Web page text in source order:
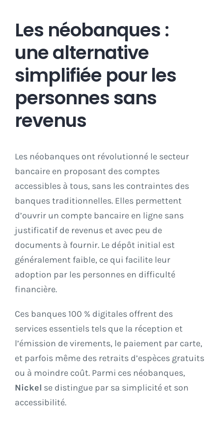
Les néobanques :
une alternative
simplifiée pour les
personnes sans
revenus
Les néobanques ont révolutionné le secteur
bancaire en proposant des comptes
accessibles à tous, sans les contraintes des
banques traditionnelles. Elles permettent
d’ouvrir un compte bancaire en ligne sans
justificatif de revenus et avec peu de
documents à fournir. Le dépôt initial est
généralement faible, ce qui facilite leur
adoption par les personnes en difficulté
financière.
Ces banques 100 % digitales offrent des
services essentiels tels que la réception et
l’émission de virements, le paiement par carte,
et parfois même des retraits d’espèces gratuits
ou à moindre coût. Parmi ces néobanques,
Nickel se distingue par sa simplicité et son
accessibilité.